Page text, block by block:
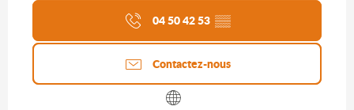
04 50 42 53 ▒▒
Contactez-nous